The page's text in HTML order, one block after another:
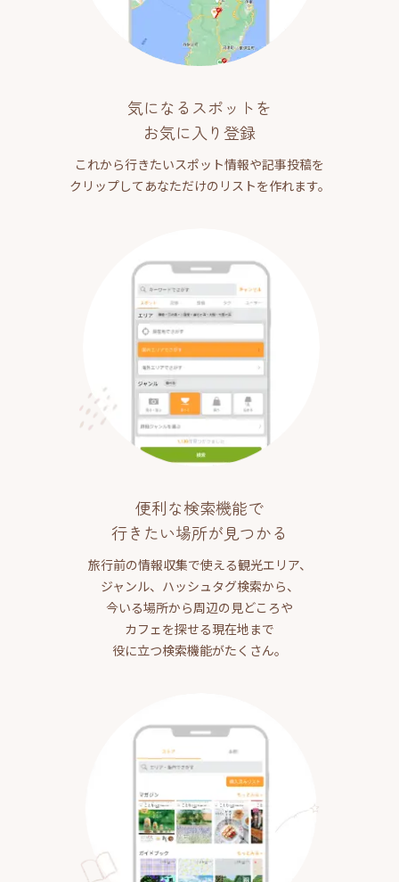
気になるスポットを
お気に入り登録
これから行きたいスポット情報や記事投稿を
クリップしてあなただけのリストを作れます。
便利な検索機能で
行きたい場所が見つかる
旅行前の情報収集で使える観光エリア、
ジャンル、ハッシュタグ検索から、
今いる場所から周辺の見どころや
カフェを探せる現在地まで
役に立つ検索機能がたくさん。